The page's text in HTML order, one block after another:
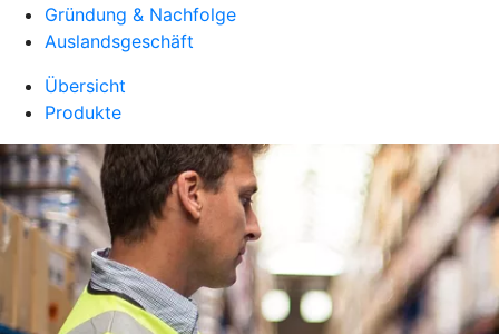
Gründung & Nachfolge
Auslandsgeschäft
Übersicht
Produkte